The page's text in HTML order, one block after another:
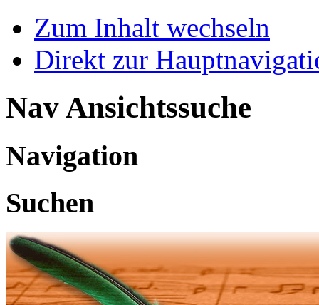
Zum Inhalt wechseln
Direkt zur
Nav Ansichtssuche
Navigation
Suchen